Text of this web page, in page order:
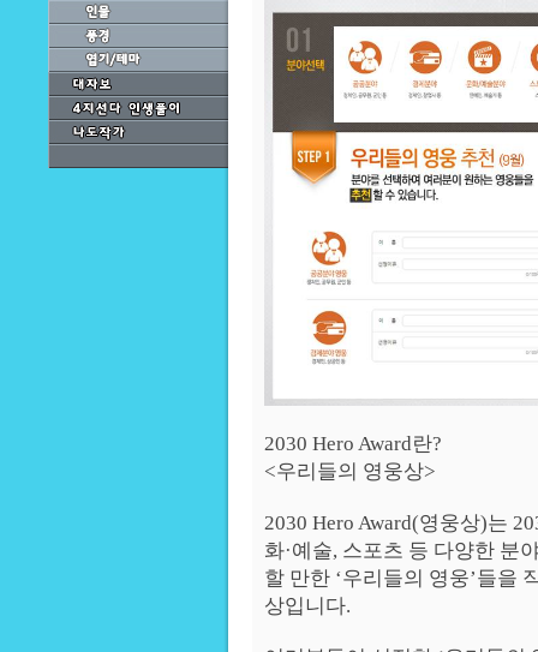
2030 Hero Award란?
<우리들의 영웅상>
2030 Hero Award(영웅상)는
화·예술, 스포츠 등 다양한 분
할 만한 ‘우리들의 영웅’들을
상입니다.